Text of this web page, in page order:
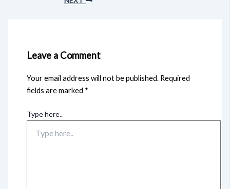
Leave a Comment
Your email address will not be published. Required
fields are marked *
Type here..